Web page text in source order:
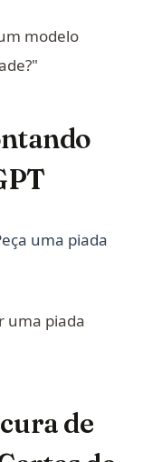
modelo
uma piada
uma piada
de